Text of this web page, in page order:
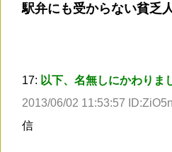
駅弁にも受からない貧乏
17: 以下、名無しにかわりま
2013/06/02 11:53:57
信